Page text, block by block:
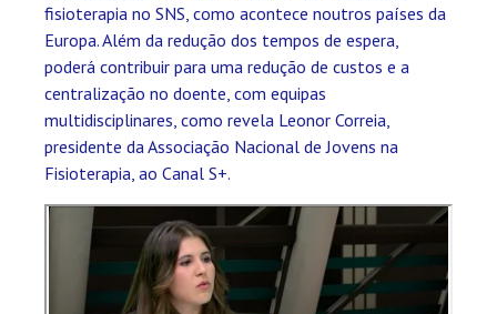
fisioterapia no SNS, como acontece noutros países da
Europa. Além da redução dos tempos de espera,
poderá contribuir para uma redução de custos e a
centralização no doente, com equipas
multidisciplinares, como revela Leonor Correia,
presidente da Associação Nacional de Jovens na
Fisioterapia, ao Canal S+.